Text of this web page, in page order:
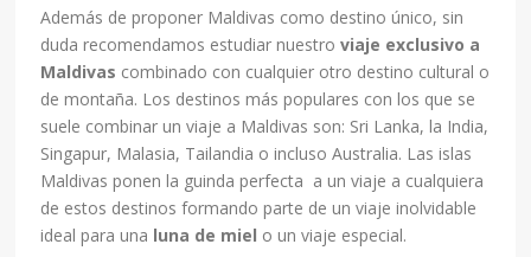
Además de proponer Maldivas como destino único, sin
duda recomendamos estudiar nuestroviaje exclusivo a
Maldivas combinado con cualquier otro destino cultural o
de montaña. Los destinos más populares con los que se
suele combinar un viaje a Maldivas son: Sri Lanka, la India,
Singapur, Malasia, Tailandia o incluso Australia. Las islas
Maldivas ponen la guinda perfecta a un viaje a cualquiera
de estos destinos formando parte de un viaje inolvidable
ideal para una luna de miel o un viaje especial.